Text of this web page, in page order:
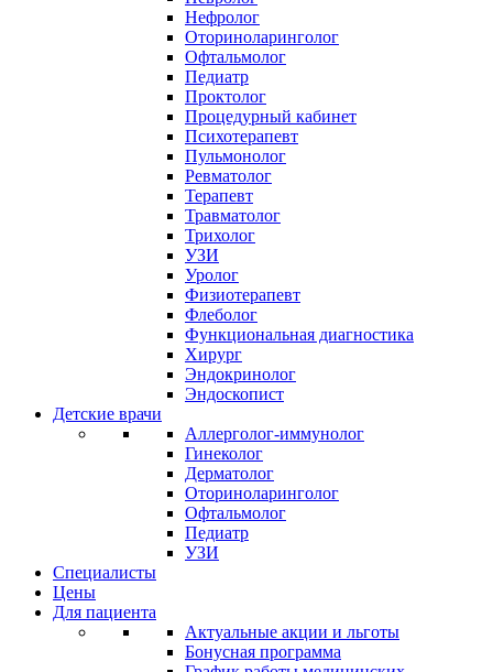
Нефролог
Оториноларинголог
Офтальмолог
Педиатр
Проктолог
Процедурный кабинет
Психотерапевт
Пульмонолог
Ревматолог
Терапевт
Травматолог
Трихолог
УЗИ
Уролог
Физиотерапевт
Флеболог
Функциональная диагностика
Хирург
Эндокринолог
Эндоскопист
Детские врачи
Аллерголог-иммунолог
Гинеколог
Дерматолог
Оториноларинголог
Офтальмолог
Педиатр
УЗИ
Специалисты
Цены
Для пациента
Актуальные акции и льготы
Бонусная программа